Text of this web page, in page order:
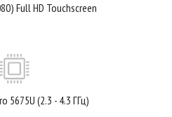
Full HD Touchscreen
5675U (2.3 - 4.3 ГГц)